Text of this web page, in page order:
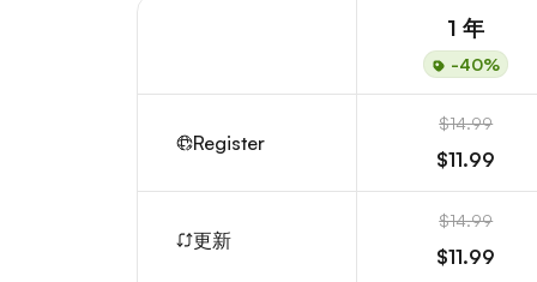
1 年
-40%
Register
$14.99
$11.99
更新
$14.99
$11.99